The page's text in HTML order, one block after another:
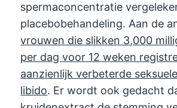
spermaconcentratie
placebobehandeling. Aan de
vrouwen die slikken 3,000
per dag voor 12 weken
aanzienlijk verbeterde
libido. Er wordt ook gedacht